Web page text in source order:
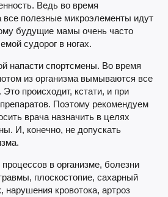
Ведь во время
полезные микроэлементы идут
будущие мамы очень часто
судорог в ногах.
напасти спортсмены. Во время
из организма вымываются все
происходит, кстати, и при
Поэтому рекомендуем
врача назначить в целях
И, конечно, не допускать
в организме, болезни
плоскостопие, сахарный
нарушения кровотока, артроз